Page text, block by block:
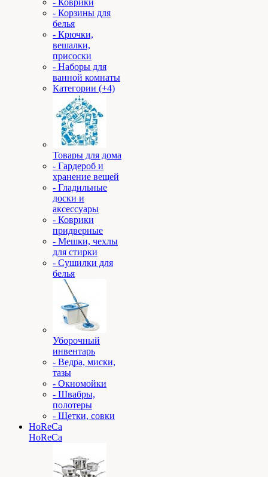
- Коврики
- Корзины для
белья
- Крючки,
вешалки,
присоски
- Наборы для
ванной комнаты
Категории (+4)
Товары для дома
- Гардероб и
хранение вещей
- Гладильные
доски и
аксессуары
- Коврики
придверные
- Мешки, чехлы
для стирки
- Сушилки для
белья
Уборочный
инвентарь
- Ведра, миски,
тазы
- Окномойки
- Швабры,
полотеры
- Щетки, совки
HoReCa
HoReCa